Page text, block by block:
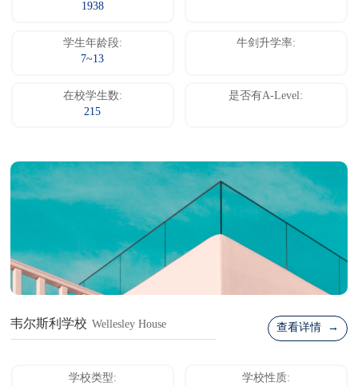
1938
学生年龄段:
7~13
牛剑升学率:
在校学生数:
215
是否有A-Level:
韦尔斯利学校 Wellesley House 查看详情 →
学校类型:
学校性质: